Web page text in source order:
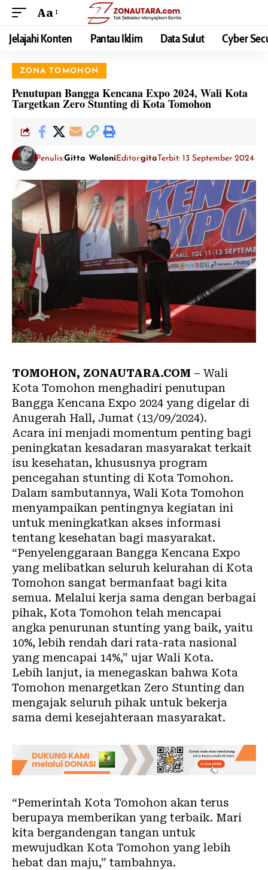
Aa
Jelajahi Konten Pantau Iklim Data Sulut Cyber
ZONA TOMOHON
Penutupan Bangga Kencana Expo 2024, Wali Kota
Targetkan Zero Stunting di Kota Tomohon
Penulis:Gitta Waloni Editor:gitaTerbit: 13 September 2024
TOMOHON, ZONAUTARA.COM – Wali
Kota Tomohon menghadiri penutupan
Bangga Kencana Expo 2024 yang digelar di
Anugerah Hall, Jumat (13/09/2024).
Acara ini menjadi momentum penting bagi
peningkatan kesadaran masyarakat terkait
isu kesehatan, khususnya program
pencegahan stunting di Kota Tomohon.
Dalam sambutannya, Wali Kota Tomohon
menyampaikan pentingnya kegiatan ini
untuk meningkatkan akses informasi
tentang kesehatan bagi masyarakat.
“Penyelenggaraan Bangga Kencana Expo
yang melibatkan seluruh kelurahan di Kota
Tomohon sangat bermanfaat bagi kita
semua. Melalui kerja sama dengan berbagai
pihak, Kota Tomohon telah mencapai
angka penurunan stunting yang baik, yaitu
10%, lebih rendah dari rata-rata nasional
yang mencapai 14%,” ujar Wali Kota.
Lebih lanjut, ia menegaskan bahwa Kota
Tomohon menargetkan Zero Stunting dan
mengajak seluruh pihak untuk bekerja
sama demi kesejahteraan masyarakat.
“Pemerintah Kota Tomohon akan terus
berupaya memberikan yang terbaik. Mari
kita bergandengan tangan untuk
mewujudkan Kota Tomohon yang lebih
hebat dan maju,” tambahnya.